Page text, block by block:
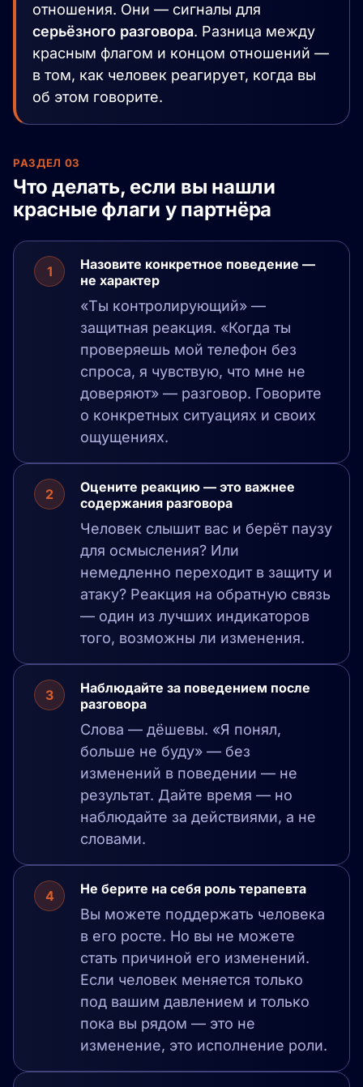
отношения. Они — сигналы для
серьёзного разговора. Разница между
красным флагом и концом отношений —
в том, как человек реагирует, когда вы
об этом говорите.
РАЗДЕЛ 03
Что делать, если вы нашли
красные флаги у партнёра
1
Назовите конкретное поведение —
не характер
«Ты контролирующий» —
защитная реакция. «Когда ты
проверяешь мой телефон без
спроса, я чувствую, что мне не
доверяют» — разговор. Говорите
о конкретных ситуациях и своих
ощущениях.
2
Оцените реакцию — это важнее
содержания разговора
Человек слышит вас и берёт паузу
для осмысления? Или
немедленно переходит в защиту и
атаку? Реакция на обратную связь
— один из лучших индикаторов
того, возможны ли изменения.
3
Наблюдайте за поведением после
разговора
Слова — дёшевы. «Я понял,
больше не буду» — без
изменений в поведении — не
результат. Дайте время — но
наблюдайте за действиями, а не
словами.
4 Не берите на себя роль терапевта
Вы можете поддержать человека
в его росте. Но вы не можете
стать причиной его изменений.
Если человек меняется только
под вашим давлением и только
пока вы рядом — это не
изменение, это исполнение роли.